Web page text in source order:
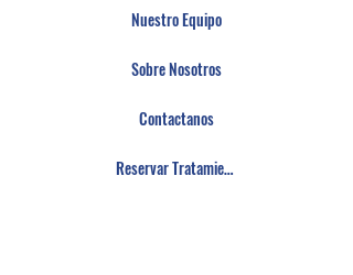
Nuestro Equipo
Sobre Nosotros
Contactanos
Reservar Tratamiento